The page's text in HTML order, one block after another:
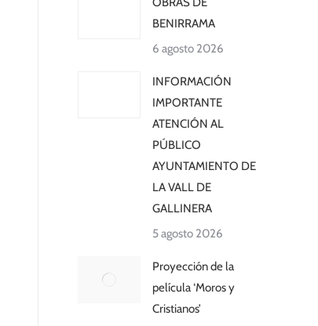
BENIRRAMA
6 agosto 2026
INFORMACIÓN
IMPORTANTE
ATENCIÓN AL
PÚBLICO
AYUNTAMIENTO DE
LA VALL DE
GALLINERA
5 agosto 2026
Proyección de la
película ‘Moros y
Cristianos’